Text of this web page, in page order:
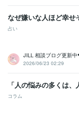
なぜ嫌いな人ほど幸せ
占い
JILL 相談ブログ更新
2026/06/23 02:29
「人の悩みの多くは、
コラム